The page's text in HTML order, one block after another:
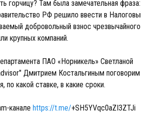
горчицу? Там была замечательная
РФ решило ввести в
добровольный взнос чрезвычайного
крупных компаний.
ПАО «Норникель» Светланой
Дмитрием Костальгиным
по какой ставке, в какие сроки.
канале https://t.me/+SH5YVqc0aZI3ZTJi